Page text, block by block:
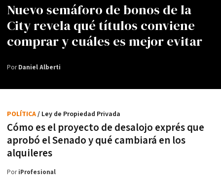
Nuevo semáforo de bonos de la
City revela qué títulos conviene
comprar y cuáles es mejor evitar
PorDaniel Alberti
Cómo es el proyecto de desalojo exprés que
aprobó el Senado y qué cambiará en los
alquileres
POLÍTICA/ Ley de Propiedad Privada
PoriProfesional